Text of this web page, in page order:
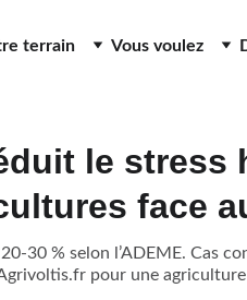
terrain Vous voulez
le stress
face
30 % selon l’ADEME. Cas
pour une